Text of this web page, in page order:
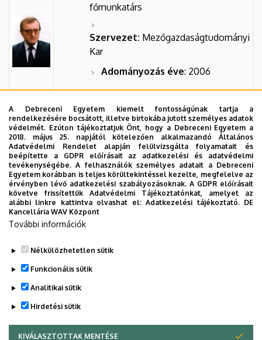
főmunkatárs
Szervezet: Mezőgazdaságtudományi
Kar
Adományozás éve: 2006
Dr. Bodó Imre
Beosztás: professor emeritus
Szervezet:Mezőgazdaságtudományi
Kar
Legutóbbi frissítés: 2024. 03. 12. 12:25
A Debreceni Egyetem kiemelt fontosságúnak tartja a
rendelkezésére bocsátott, illetve birtokába jutott személyes adatok
védelmét. Ezúton tájékoztatjuk Önt, hogy a Debreceni Egyetem a
2018. május 25. napjától kötelezően alkalmazandó Általános
Adatvédelmi Rendelet alapján felülvizsgálta folyamatait és
beépítette a GDPR előírásait az adatkezelési és adatvédelmi
tevékenységébe. A felhasználók személyes adatait a Debreceni
Egyetem korábban is teljes körültekintéssel kezelte, megfelelve az
érvényben lévő adatkezelési szabályozásoknak. A GDPR előírásait
követve frissítettük Adatvédelmi Tájékoztatónkat, amelyet az
alábbi linkre kattintva olvashat el:Adatkezelési tájékoztató. DE
Kancellária WAV Központ
További információk
Nélkülözhetetlen sütik
Funkcionális sütik
Analitikai sütik
Hirdetési sütik
KIVÁLASZTOTTAK MENTÉSE
WITHDRAW CONSENT